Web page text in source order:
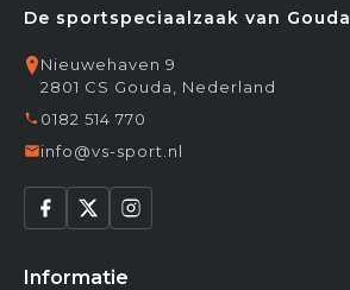
De sportspeciaalzaak van Gouda
Nieuwehaven 9
2801 CS Gouda, Nederland
0182 514 770
info@vs-sport.nl
Informatie